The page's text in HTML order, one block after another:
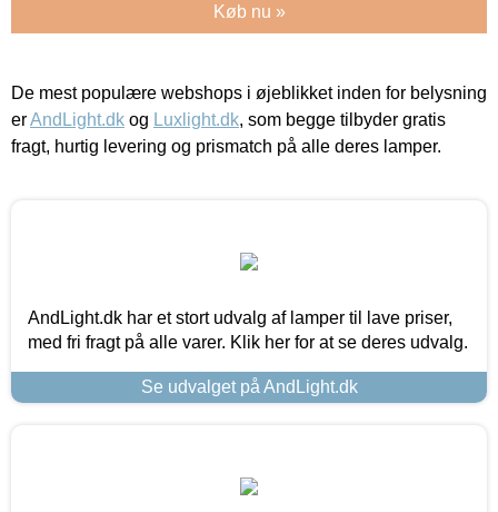
Køb nu »
De mest populære webshops i øjeblikket inden for belysning
erAndLight.dk og Luxlight.dk, som begge tilbyder gratis
fragt, hurtig levering og prismatch på alle deres lamper.
AndLight.dk har et stort udvalg af lamper til lave priser,
med fri fragt på alle varer. Klik her for at se deres udvalg.
Se udvalget på AndLight.dk